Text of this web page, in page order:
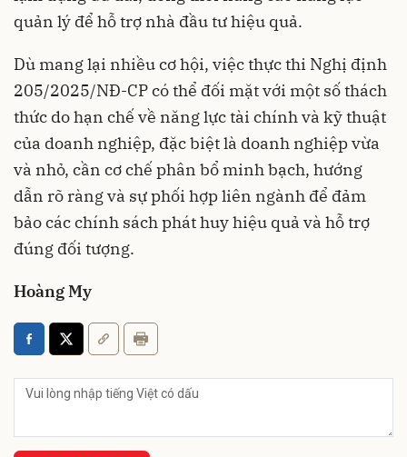
quản lý để hỗ trợ nhà đầu tư hiệu quả.
Dù mang lại nhiều cơ hội, việc thực thi Nghị định
205/2025/NĐ-CP có thể đối mặt với một số thách
thức do hạn chế về năng lực tài chính và kỹ thuật
của doanh nghiệp, đặc biệt là doanh nghiệp vừa
và nhỏ, cần cơ chế phân bổ minh bạch, hướng
dẫn rõ ràng và sự phối hợp liên ngành để đảm
bảo các chính sách phát huy hiệu quả và hỗ trợ
đúng đối tượng.
Hoàng My